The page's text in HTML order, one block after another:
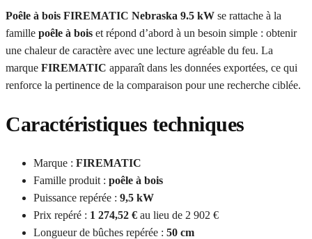
Poêle à bois FIREMATIC Nebraska 9.5 kW se rattache à la
famille poêle à bois et répond d’abord à un besoin simple : obtenir
une chaleur de caractère avec une lecture agréable du feu. La
marque FIREMATIC apparaît dans les données exportées, ce qui
renforce la pertinence de la comparaison pour une recherche ciblée.
Caractéristiques techniques
Marque : FIREMATIC
Famille produit : poêle à bois
Puissance repérée : 9,5 kW
Prix repéré : 1 274,52 € au lieu de 2 902 €
Longueur de bûches repérée : 50 cm